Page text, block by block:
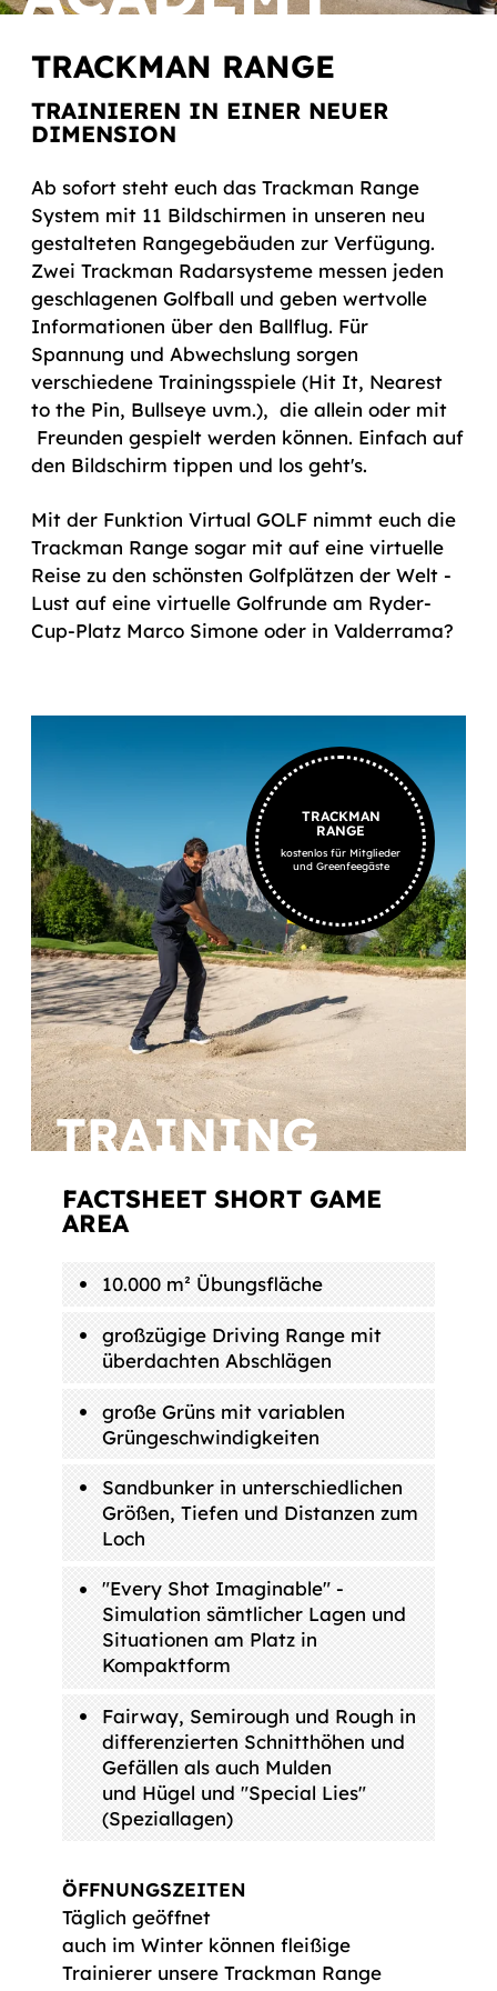
TRACKMAN RANGE
TRAINIEREN IN EINER NEUER
DIMENSION
Ab sofort steht euch das Trackman Range
System mit 11 Bildschirmen in unseren neu
gestalteten Rangegebäuden zur Verfügung.
Zwei Trackman Radarsysteme messen jeden
geschlagenen Golfball und geben wertvolle
Informationen über den Ballflug. Für
Spannung und Abwechslung sorgen
verschiedene Trainingsspiele (Hit It, Nearest
to the Pin, Bullseye uvm.), die allein oder mit
Freunden gespielt werden können. Einfach auf
den Bildschirm tippen und los geht's.
Mit der Funktion Virtual GOLF nimmt euch die
Trackman Range sogar mit auf eine virtuelle
Reise zu den schönsten Golfplätzen der Welt -
Lust auf eine virtuelle Golfrunde am Ryder-
Cup-Platz Marco Simone oder in Valderrama?
TRAINING
TRACKMAN
RANGE
kostenlos für Mitglieder
und Greenfeegäste
FACTSHEET SHORT GAME
AREA
10.000 m² Übungsfläche
großzügige Driving Range mit
überdachten Abschlägen
große Grüns mit variablen
Grüngeschwindigkeiten
Sandbunker in unterschiedlichen
Größen, Tiefen und Distanzen zum
Loch
"Every Shot Imaginable" -
Simulation sämtlicher Lagen und
Situationen am Platz in
Kompaktform
Fairway, Semirough und Rough in
differenzierten Schnitthöhen und
Gefällen als auch Mulden
und Hügel und "Special Lies"
(Speziallagen)
ÖFFNUNGSZEITEN
Täglich geöffnet
auch im Winter können fleißige
Trainierer unsere Trackman Range